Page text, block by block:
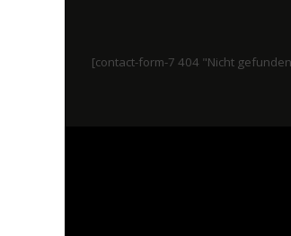
[contact-form-7 404 "Nicht